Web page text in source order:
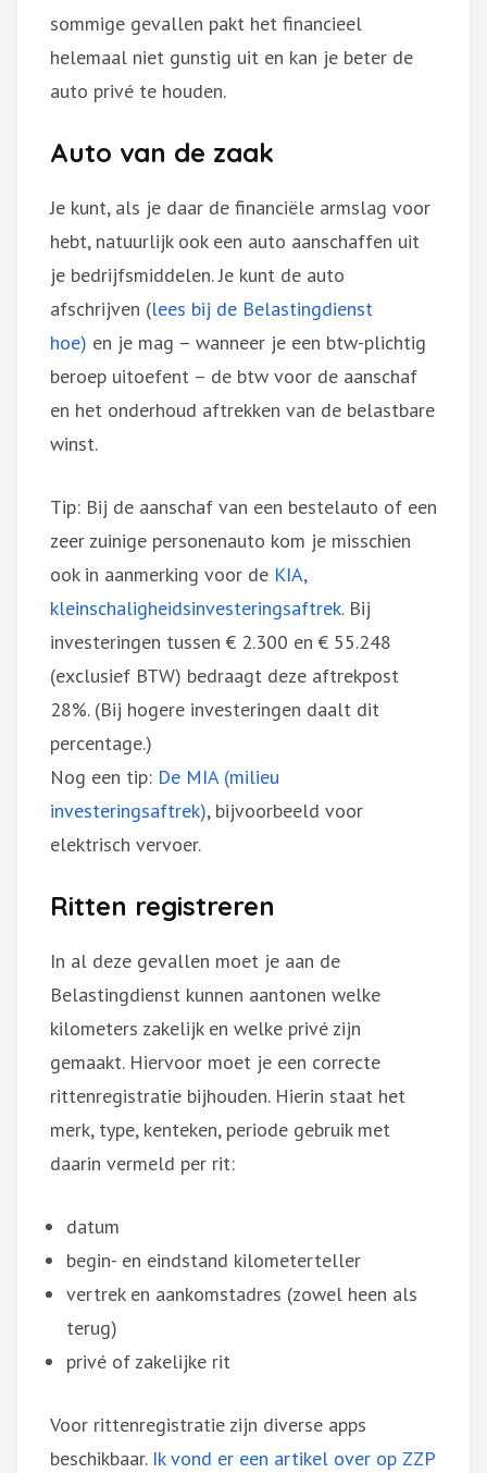
sommige gevallen pakt het financieel
helemaal niet gunstig uit en kan je beter de
auto privé te houden.
Auto van de zaak
Je kunt, als je daar de financiële armslag voor
hebt, natuurlijk ook een auto aanschaffen uit
je bedrijfsmiddelen. Je kunt de auto
afschrijven (lees bij de Belastingdienst
hoe) en je mag – wanneer je een btw-plichtig
beroep uitoefent – de btw voor de aanschaf
en het onderhoud aftrekken van de belastbare
winst.
Tip: Bij de aanschaf van een bestelauto of een
zeer zuinige personenauto kom je misschien
ook in aanmerking voor de KIA,
kleinschaligheidsinvesteringsaftrek.Bij
investeringen tussen € 2.300 en € 55.248
(exclusief BTW) bedraagt deze aftrekpost
28%. (Bij hogere investeringen daalt dit
percentage.)
Nog een tip: De MIA (milieu
investeringsaftrek), bijvoorbeeld voor
elektrisch vervoer.
Ritten registreren
In al deze gevallen moet je aan de
Belastingdienst kunnen aantonen welke
kilometers zakelijk en welke privé zijn
gemaakt. Hiervoor moet je een correcte
rittenregistratie bijhouden. Hierin staat het
merk, type, kenteken, periode gebruik met
daarin vermeld per rit:
datum
begin- en eindstand kilometerteller
vertrek en aankomstadres (zowel heen als
terug)
privé of zakelijke rit
Voor rittenregistratie zijn diverse apps
beschikbaar. Ik vond er een artikel over op ZZP